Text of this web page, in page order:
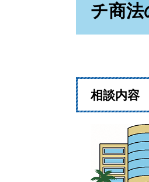
チ商法
相談内容